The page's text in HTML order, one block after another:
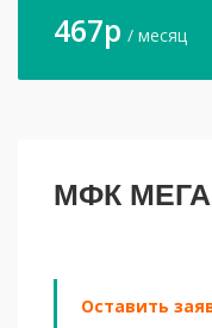
467p / месяц
МФК МЕГА
Оставить